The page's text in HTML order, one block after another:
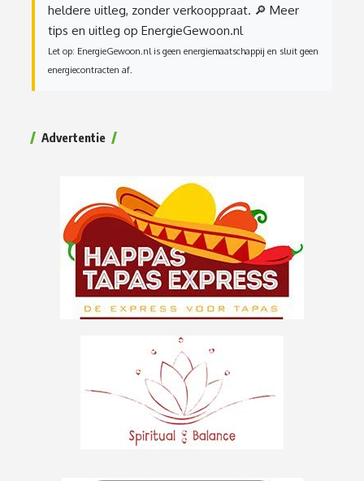
heldere uitleg, zonder verkooppraat. 🔎 Meer
tips en uitleg op EnergieGewoon.nl
Let op: EnergieGewoon.nl is geen energiemaatschappij en sluit geen
energiecontracten af.
Advertentie